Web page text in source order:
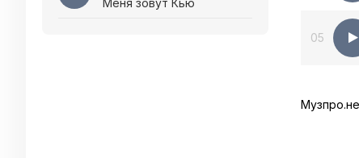
Меня зовут Кью
05